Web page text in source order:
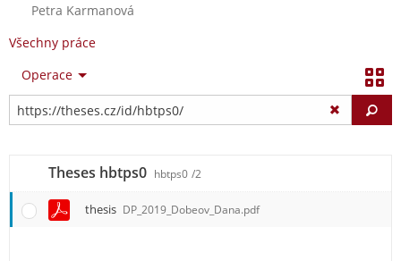
Petra Karmanová
Všechny práce
Operace
Theses hbtps0 hbtps0 /2
thesis DP_2019_Dobeov_Dana.pdf